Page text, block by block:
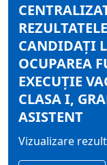
CANDIDAŢI
OCUPAREA
EXECUŢIE
CLASA I,
ASISTENT
Vizualizare